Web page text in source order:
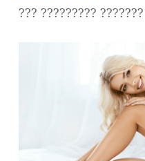
??? ?????????